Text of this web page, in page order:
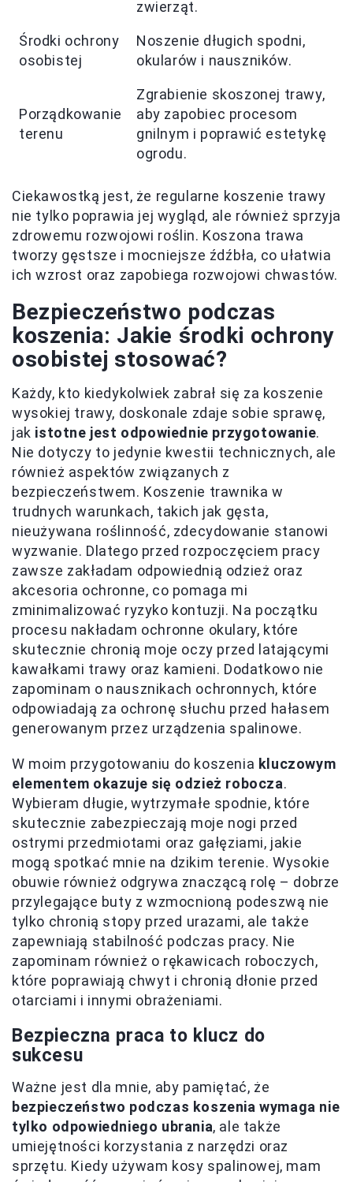
zwierząt.
Środki ochrony
osobistej
Noszenie długich spodni,
okularów i nauszników.
Porządkowanie
terenu
Zgrabienie skoszonej trawy,
aby zapobiec procesom
gnilnym i poprawić estetykę
ogrodu.
Ciekawostką jest, że regularne koszenie trawy
nie tylko poprawia jej wygląd, ale również sprzyja
zdrowemu rozwojowi roślin. Koszona trawa
tworzy gęstsze i mocniejsze źdźbła, co ułatwia
ich wzrost oraz zapobiega rozwojowi chwastów.
Bezpieczeństwo podczas
koszenia: Jakie środki ochrony
osobistej stosować?
Każdy, kto kiedykolwiek zabrał się za koszenie
wysokiej trawy, doskonale zdaje sobie sprawę,
jak istotne jest odpowiednie przygotowanie.
Nie dotyczy to jedynie kwestii technicznych, ale
również aspektów związanych z
bezpieczeństwem. Koszenie trawnika w
trudnych warunkach, takich jak gęsta,
nieużywana roślinność, zdecydowanie stanowi
wyzwanie. Dlatego przed rozpoczęciem pracy
zawsze zakładam odpowiednią odzież oraz
akcesoria ochronne, co pomaga mi
zminimalizować ryzyko kontuzji. Na początku
procesu nakładam ochronne okulary, które
skutecznie chronią moje oczy przed latającymi
kawałkami trawy oraz kamieni. Dodatkowo nie
zapominam o nausznikach ochronnych, które
odpowiadają za ochronę słuchu przed hałasem
generowanym przez urządzenia spalinowe.
W moim przygotowaniu do koszenia kluczowym
elementem okazuje się odzież robocza.
Wybieram długie, wytrzymałe spodnie, które
skutecznie zabezpieczają moje nogi przed
ostrymi przedmiotami oraz gałęziami, jakie
mogą spotkać mnie na dzikim terenie. Wysokie
obuwie również odgrywa znaczącą rolę – dobrze
przylegające buty z wzmocnioną podeszwą nie
tylko chronią stopy przed urazami, ale także
zapewniają stabilność podczas pracy. Nie
zapominam również o rękawicach roboczych,
które poprawiają chwyt i chronią dłonie przed
otarciami i innymi obrażeniami.
Bezpieczna praca to klucz do
sukcesu
Ważne jest dla mnie, aby pamiętać, że
bezpieczeństwo podczas koszenia wymaga nie
tylko odpowiedniego ubrania, ale także
umiejętności korzystania z narzędzi oraz
sprzętu. Kiedy używam kosy spalinowej, mam